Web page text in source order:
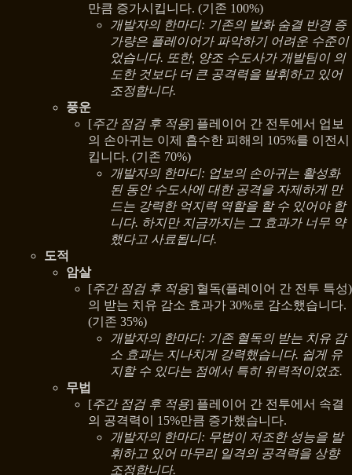
만큼 증가시킵니다. (기존 100%)
개발자의 한마디: 기존의 발화 숨결 반경 증
가량은 플레이어가 파악하기 어려운 수준이
었습니다. 또한, 양조 수도사가 개발팀이 의
도한 것보다 더 큰 공격력을 발휘하고 있어
조정합니다.
풍운
[주간 점검 후 적용] 플레이어 간 전투에서 업보
의 손아귀는 이제 흡수한 피해의 105%를 이전시
킵니다. (기존 70%)
개발자의 한마디: 업보의 손아귀는 활성화
된 동안 수도사에 대한 공격을 자제하게 만
드는 강력한 억지력 역할을 할 수 있어야 합
니다. 하지만 지금까지는 그 효과가 너무 약
했다고 사료됩니다.
도적
암살
[주간 점검 후 적용] 혈독(플레이어 간 전투 특성)
의 받는 치유 감소 효과가 30%로 감소했습니다.
(기존 35%)
개발자의 한마디: 기존 혈독의 받는 치유 감
소 효과는 지나치게 강력했습니다. 쉽게 유
지할 수 있다는 점에서 특히 위력적이었죠.
무법
[주간 점검 후 적용] 플레이어 간 전투에서 속결
의 공격력이 15%만큼 증가했습니다.
개발자의 한마디: 무법이 저조한 성능을 발
휘하고 있어 마무리 일격의 공격력을 상향
조정합니다.